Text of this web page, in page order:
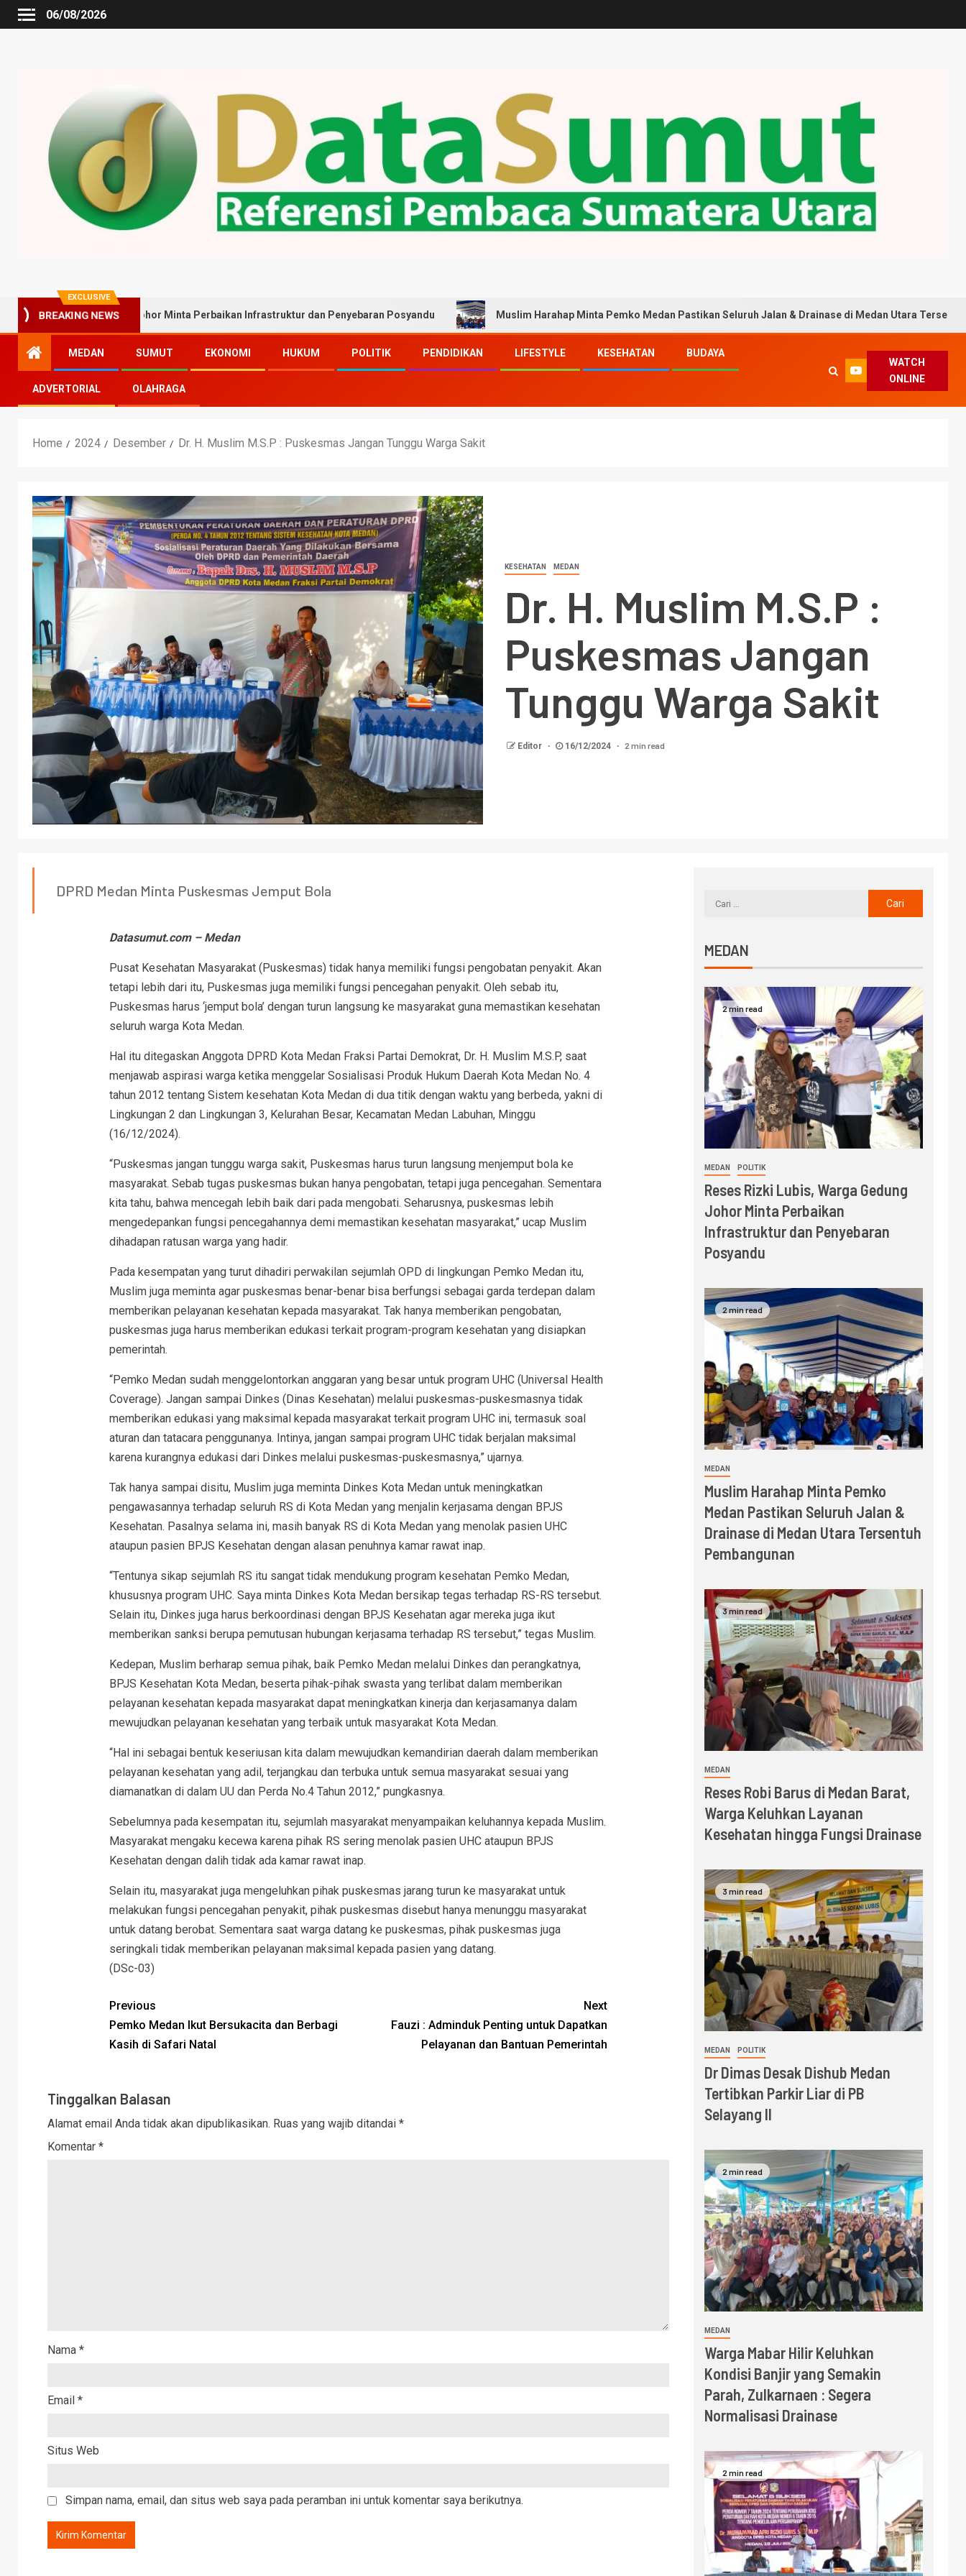
06/08/2026
EXCLUSIVE
BREAKING NEWS
Gedung Johor Minta Perbaikan Infrastruktur dan Penyebaran Posyandu Muslim Harahap Minta Pemko Medan Pastikan Seluruh Jalan & Drainase di Medan Utara Tersentuh
MEDAN SUMUT EKONOMI HUKUM POLITIK PENDIDIKAN LIFESTYLE KESEHATAN BUDAYA
ADVERTORIAL OLAHRAGA
WATCH
ONLINE
Home 2024 Desember Dr. H. Muslim M.S.P : Puskesmas Jangan Tunggu Warga Sakit
KESEHATAN MEDAN
Dr. H. Muslim M.S.P :
Puskesmas Jangan
Tunggu Warga Sakit
Editor 16/12/2024 2 min read
DPRD Medan Minta Puskesmas Jemput Bola
Datasumut.com – Medan
Pusat Kesehatan Masyarakat (Puskesmas) tidak hanya memiliki fungsi pengobatan penyakit. Akan
tetapi lebih dari itu, Puskesmas juga memiliki fungsi pencegahan penyakit. Oleh sebab itu,
Puskesmas harus ‘jemput bola’ dengan turun langsung ke masyarakat guna memastikan kesehatan
seluruh warga Kota Medan.
Hal itu ditegaskan Anggota DPRD Kota Medan Fraksi Partai Demokrat, Dr. H. Muslim M.S.P, saat
menjawab aspirasi warga ketika menggelar Sosialisasi Produk Hukum Daerah Kota Medan No. 4
tahun 2012 tentang Sistem kesehatan Kota Medan di dua titik dengan waktu yang berbeda, yakni di
Lingkungan 2 dan Lingkungan 3, Kelurahan Besar, Kecamatan Medan Labuhan, Minggu
(16/12/2024).
“Puskesmas jangan tunggu warga sakit, Puskesmas harus turun langsung menjemput bola ke
masyarakat. Sebab tugas puskesmas bukan hanya pengobatan, tetapi juga pencegahan. Sementara
kita tahu, bahwa mencegah lebih baik dari pada mengobati. Seharusnya, puskesmas lebih
mengedepankan fungsi pencegahannya demi memastikan kesehatan masyarakat,” ucap Muslim
dihadapan ratusan warga yang hadir.
Pada kesempatan yang turut dihadiri perwakilan sejumlah OPD di lingkungan Pemko Medan itu,
Muslim juga meminta agar puskesmas benar-benar bisa berfungsi sebagai garda terdepan dalam
memberikan pelayanan kesehatan kepada masyarakat. Tak hanya memberikan pengobatan,
puskesmas juga harus memberikan edukasi terkait program-program kesehatan yang disiapkan
pemerintah.
“Pemko Medan sudah menggelontorkan anggaran yang besar untuk program UHC (Universal Health
Coverage). Jangan sampai Dinkes (Dinas Kesehatan) melalui puskesmas-puskesmasnya tidak
memberikan edukasi yang maksimal kepada masyarakat terkait program UHC ini, termasuk soal
aturan dan tatacara penggunanya. Intinya, jangan sampai program UHC tidak berjalan maksimal
karena kurangnya edukasi dari Dinkes melalui puskesmas-puskesmasnya,” ujarnya.
Tak hanya sampai disitu, Muslim juga meminta Dinkes Kota Medan untuk meningkatkan
pengawasannya terhadap seluruh RS di Kota Medan yang menjalin kerjasama dengan BPJS
Kesehatan. Pasalnya selama ini, masih banyak RS di Kota Medan yang menolak pasien UHC
ataupun pasien BPJS Kesehatan dengan alasan penuhnya kamar rawat inap.
“Tentunya sikap sejumlah RS itu sangat tidak mendukung program kesehatan Pemko Medan,
khususnya program UHC. Saya minta Dinkes Kota Medan bersikap tegas terhadap RS-RS tersebut.
Selain itu, Dinkes juga harus berkoordinasi dengan BPJS Kesehatan agar mereka juga ikut
memberikan sanksi berupa pemutusan hubungan kerjasama terhadap RS tersebut,” tegas Muslim.
Kedepan, Muslim berharap semua pihak, baik Pemko Medan melalui Dinkes dan perangkatnya,
BPJS Kesehatan Kota Medan, beserta pihak-pihak swasta yang terlibat dalam memberikan
pelayanan kesehatan kepada masyarakat dapat meningkatkan kinerja dan kerjasamanya dalam
mewujudkan pelayanan kesehatan yang terbaik untuk masyarakat Kota Medan.
“Hal ini sebagai bentuk keseriusan kita dalam mewujudkan kemandirian daerah dalam memberikan
pelayanan kesehatan yang adil, terjangkau dan terbuka untuk semua masyarakat sesuai yang
diamanatkan di dalam UU dan Perda No.4 Tahun 2012,” pungkasnya.
Sebelumnya pada kesempatan itu, sejumlah masyarakat menyampaikan keluhannya kepada Muslim.
Masyarakat mengaku kecewa karena pihak RS sering menolak pasien UHC ataupun BPJS
Kesehatan dengan dalih tidak ada kamar rawat inap.
Selain itu, masyarakat juga mengeluhkan pihak puskesmas jarang turun ke masyarakat untuk
melakukan fungsi pencegahan penyakit, pihak puskesmas disebut hanya menunggu masyarakat
untuk datang berobat. Sementara saat warga datang ke puskesmas, pihak puskesmas juga
seringkali tidak memberikan pelayanan maksimal kepada pasien yang datang.
(DSc-03)
Previous
Pemko Medan Ikut Bersukacita dan Berbagi
Kasih di Safari Natal
Next
Fauzi : Adminduk Penting untuk Dapatkan
Pelayanan dan Bantuan Pemerintah
Tinggalkan Balasan
Alamat email Anda tidak akan dipublikasikan. Ruas yang wajib ditandai *
Komentar *
Nama *
Email *
Situs Web
Simpan nama, email, dan situs web saya pada peramban ini untuk komentar saya berikutnya.
MEDAN
2 min read
MEDAN POLITIK
Reses Rizki Lubis, Warga Gedung
Johor Minta Perbaikan
Infrastruktur dan Penyebaran
Posyandu
2 min read
MEDAN
Muslim Harahap Minta Pemko
Medan Pastikan Seluruh Jalan &
Drainase di Medan Utara Tersentuh
Pembangunan
3 min read
MEDAN
Reses Robi Barus di Medan Barat,
Warga Keluhkan Layanan
Kesehatan hingga Fungsi Drainase
3 min read
MEDAN POLITIK
Dr Dimas Desak Dishub Medan
Tertibkan Parkir Liar di PB
Selayang II
2 min read
MEDAN
Warga Mabar Hilir Keluhkan
Kondisi Banjir yang Semakin
Parah, Zulkarnaen : Segera
Normalisasi Drainase
2 min read